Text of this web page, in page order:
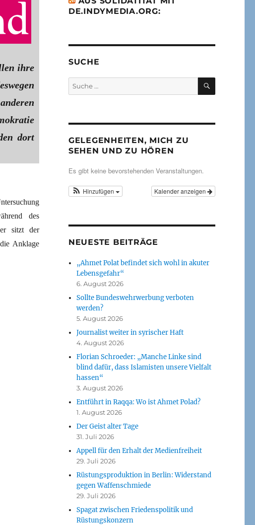
ihre
dort
des
sitzt der
Anklage
DE.INDYMEDIA.ORG:
SUCHE
Suche
nach:
SUCHEN
GELEGENHEITEN, MICH ZU
SEHEN UND ZU HÖREN
Es gibt keine bevorstehenden Veranstaltungen.
Kalender anzeigen
Hinzufügen
NEUESTE BEITRÄGE
„Ahmet Polat befindet sich wohl in akuter
Lebensgefahr“
6. August 2026
Sollte Bundeswehrwerbung verboten
werden?
5. August 2026
Journalist weiter in syrischer Haft
4. August 2026
Florian Schroeder: „Manche Linke sind
blind dafür, dass Islamisten unsere Vielfalt
hassen“
3. August 2026
Entführt in Raqqa: Wo ist Ahmet Polad?
1. August 2026
Der Geist alter Tage
31. Juli 2026
Appell für den Erhalt der Medienfreiheit
29. Juli 2026
Rüstungsproduktion in Berlin: Widerstand
gegen Waffenschmiede
29. Juli 2026
Spagat zwischen Friedenspolitik und
Rüstungskonzern